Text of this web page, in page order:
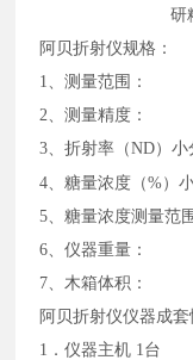
研
阿贝折射仪规格：
1、测量范围
2、测量精
3、折射率（ND）
4、糖量浓度（%）
5、糖量浓度测量
6、仪器重
7、木箱体积
阿贝折射仪仪器成套
1．仪器主机 1台